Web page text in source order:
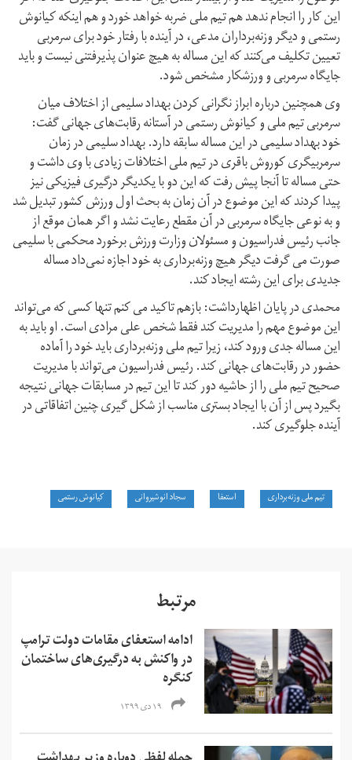
این کار را انجام ندهد هم تیم ملی ضربه خواهد خورد و هم اینکه کیانوش
رستمی و دیگر وزنه‌برداران مدعی، در آینده با رفتار خود برای سرمربی
تعیین تکلیف می‌کنند که این مساله به هیچ عنوان پذیرفتنی نیست و باید
جایگاه سرمربی و ورزشکار مشخص شود.
وی همچنین درباره ابراز نگرانی کردن بهداد سلیمی از اختلاف میان
سرمربی تیم ملی و کیانوش رستمی در آستانه رقابت‌های جهانی گفت:
خود بهداد سلیمی در این مساله سابقه دارد. بهداد سلیمی در زمان
سرمربیگری کوروش باقری در تیم ملی اختلافات زیادی با وی داشت و
حتی مساله تا آنجا پیش رفت که این دو با یکدیگر درگیری فیزیکی نیز
پیدا کردند که این موضوع در آن زمان به بحث اول ورزش کشور تبدیل شد
و به نوعی جایگاه سرمربی در آن مقطع رعایت نشد و اگر همان موقع از
جانب رئیس فدراسیون و مسئولان وزارت ورزش برخورد محکمی با سلیمی
صورت می گرفت دیگر هیچ وزنه‌برداری به خود اجازه نمی‌داد مساله
جدیدی برای این رشته ایجاد کند.
محمدی در پایان اظهارداشت: بازهم تاکید می کنم تنها کسی که می‌تواند
این موضوع مهم را مدیریت کند فقط شخص علی مرادی است. او باید به
این مساله جدی ورود کند، زیرا تیم ملی وزنه‌برداری باید خود را آماده
حضور در رقابت‌های جهانی کند. رئیس فدراسیون می‌تواند با مدیریت
صحیح تیم ملی را از حاشیه دور کند تا این تیم در مسابقات جهانی نتیجه
بگیرد پس از آن با ایجاد بستری مناسب از شکل گیری چنین اتفاقاتی در
آینده جلوگیری کند.
تیم ملی وزنه‌برداری استعفا سجاد انوشیروانی کیانوش رستمی
مرتبط
ادامه استعفای مقامات دولت ترامپ
در واکنش به درگیری‌های ساختمان
کنگره
۱۹ دی ۱۳۹۹